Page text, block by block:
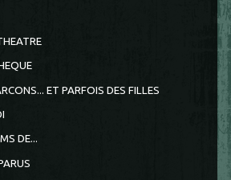
ET PARFOIS DES FILLES
DE...